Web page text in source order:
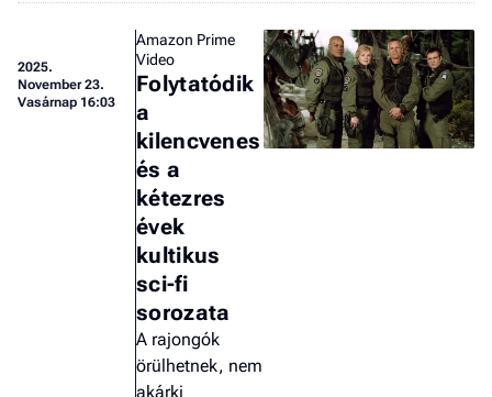
2025.
November 23.
Vasárnap 16:03
Amazon Prime
Video
Folytatódik
a
kilencvenes
és a
kétezres
évek
kultikus
sci-fi
sorozata
A rajongók
örülhetnek, nem
akárki